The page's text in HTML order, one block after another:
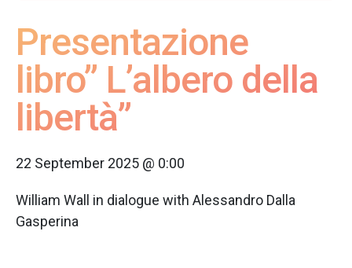
Presentazione
libro” L’albero della
libertà”
22 September 2025 @ 0:00
William Wall in dialogue with Alessandro Dalla
Gasperina